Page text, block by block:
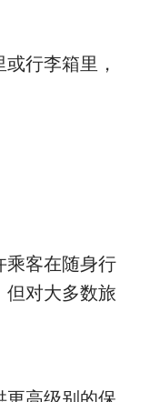
行李箱里，
乘客在随身行
但对大多数旅